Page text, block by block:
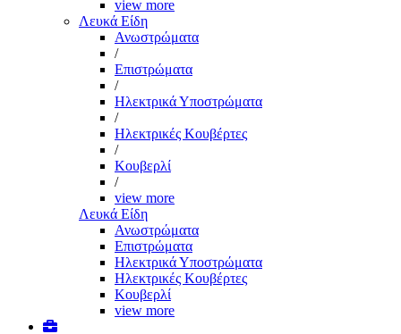
view more
Λευκά Είδη
Ανωστρώματα
/
Επιστρώματα
/
Ηλεκτρικά Υποστρώματα
/
Ηλεκτρικές Κουβέρτες
/
Κουβερλί
/
view more
Λευκά Είδη
Ανωστρώματα
Επιστρώματα
Ηλεκτρικά Υποστρώματα
Ηλεκτρικές Κουβέρτες
Κουβερλί
view more